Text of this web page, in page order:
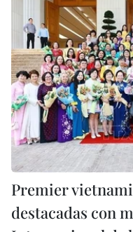
Premier
destacadas con